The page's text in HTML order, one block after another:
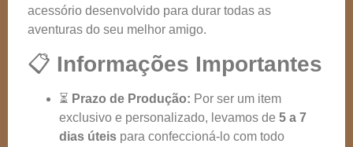
acessório desenvolvido para durar todas as
aventuras do seu melhor amigo.
📋 Informações Importantes
⏳ Prazo de Produção: Por ser um item
exclusivo e personalizado, levamos de 5 a 7
dias úteis para confeccioná-lo com todo